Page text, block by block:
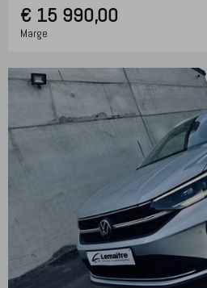
€ 15 990,00
Marge